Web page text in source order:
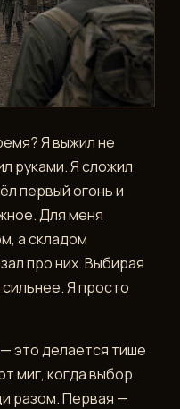
Я выжил не
руками. Я сложил
первый огонь и
Для меня
а складом
про них. Выбирая
Я просто
это делается тише
миг, когда выбор
разом. Первая —